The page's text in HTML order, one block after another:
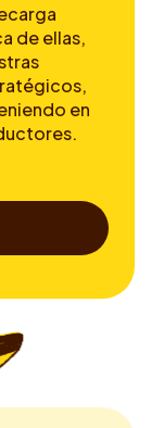
de ellas,
en